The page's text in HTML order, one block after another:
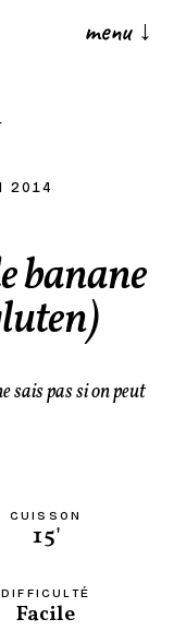
menu ↓
2014
banane
sais pas si on peut
CUISSON
15'
DIFFICULTÉ
Facile